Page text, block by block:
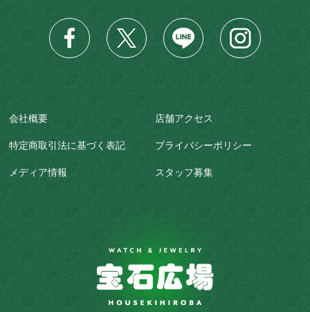
会社概要 店舗アクセス
特定商取引法に基づく表記 プライバシーポリシー
メディア情報 スタッフ募集